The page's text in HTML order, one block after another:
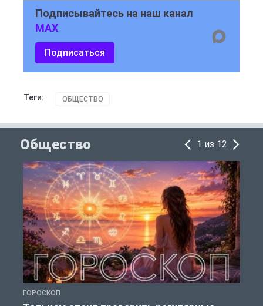
Подписывайтесь на наш канал
MAX
Подписаться
Теги: ОБЩЕСТВО
Общество 1 из 12
ГОРОСКОП